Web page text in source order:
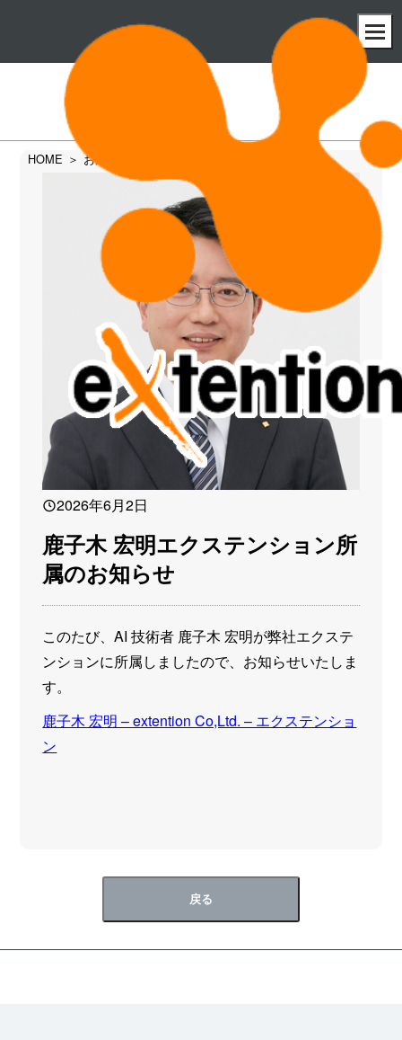
HOME お知らせ
2026年6月2日
鹿子木 宏明エクステンション所
属のお知らせ
このたび、AI 技術者 鹿子木 宏明が弊社エクステ
ンションに所属しましたので、お知らせいたしま
す。
鹿子木 宏明 – extention Co,Ltd. – エクステンショ
ン
戻る